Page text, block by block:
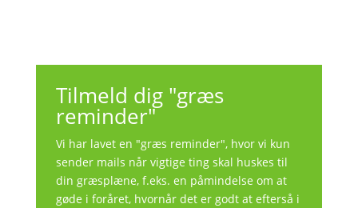
Tilmeld dig "græs
reminder"
Vi har lavet en "græs reminder", hvor vi kun
sender mails når vigtige ting skal huskes til
din græsplæne, f.eks. en påmindelse om at
gøde i foråret, hvornår det er godt at efterså i